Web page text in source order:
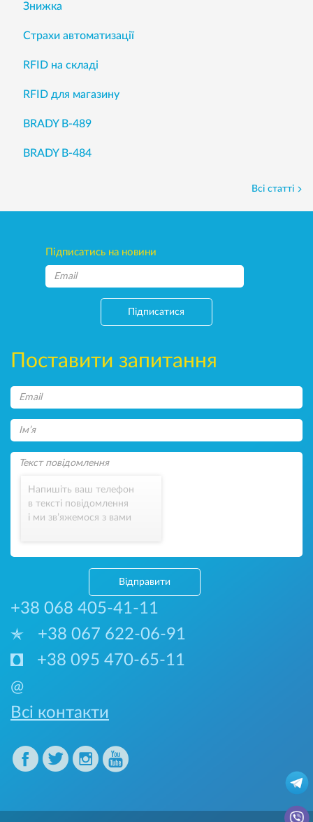
Знижка
Страхи автоматизації
RFID на складі
RFID для магазину
BRADY B-489
BRADY B-484
Всі статті
Підписатись на новини
Підписатися
Поставити запитання
Напишіть ваш телефон
в тексті повідомлення
і ми зв’яжемося з вами
Відправити
+38 068 405-41-11
+38 067 622-06-91
+38 095 470-65-11
@
Всі контакти